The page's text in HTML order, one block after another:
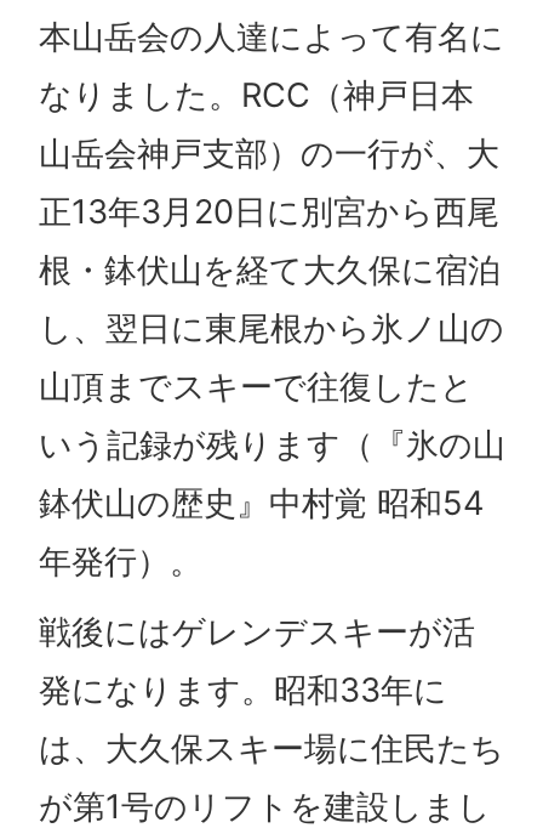
本山岳会の人達によって有名に
なりました。RCC（神戸日本
山岳会神戸支部）の一行が、大
正13年3月20日に別宮から西尾
根・鉢伏山を経て大久保に宿泊
し、翌日に東尾根から氷ノ山の
山頂までスキーで往復したと
いう記録が残ります（『氷の山
鉢伏山の歴史』中村覚 昭和54
年発行）。
戦後にはゲレンデスキーが活
発になります。昭和33年に
は、大久保スキー場に住民たち
が第1号のリフトを建設しまし